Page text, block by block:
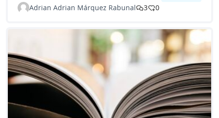
Adrian Adrian Márquez Rabunal
3 0